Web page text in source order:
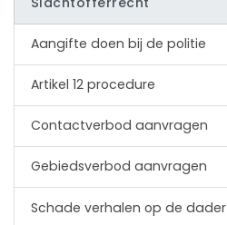
Aangifte doen bij de politie
Artikel 12 procedure
Contactverbod aanvragen
Gebiedsverbod aanvragen
Schade verhalen op de dader